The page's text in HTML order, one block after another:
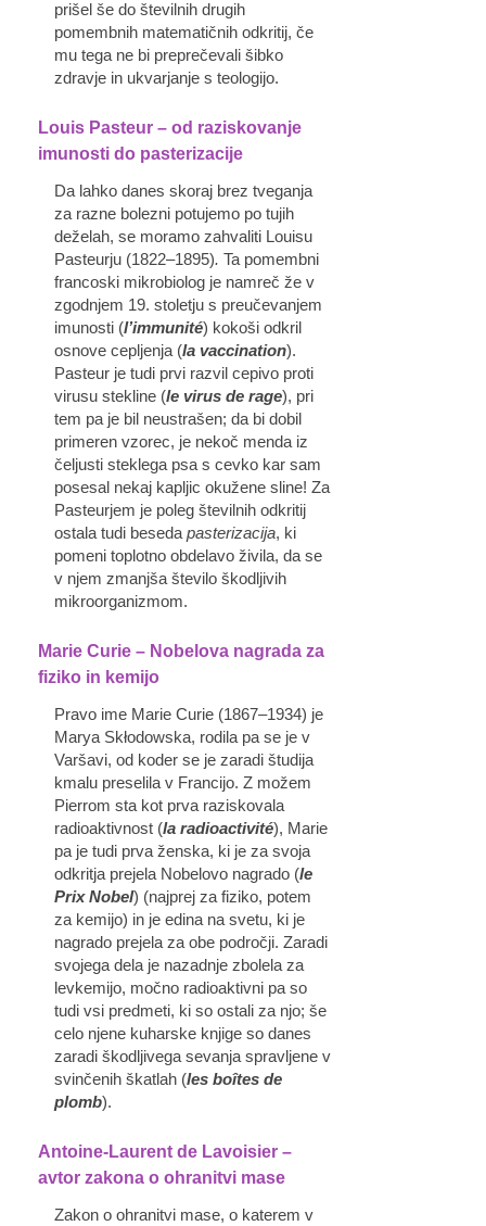
prišel še do številnih drugih
pomembnih matematičnih odkritij, če
mu tega ne bi preprečevali šibko
zdravje in ukvarjanje s teologijo.
Louis Pasteur – od raziskovanje
imunosti do pasterizacije
Da lahko danes skoraj brez tveganja
za razne bolezni potujemo po tujih
deželah, se moramo zahvaliti Louisu
Pasteurju (1822–1895). Ta pomembni
francoski mikrobiolog je namreč že v
zgodnjem 19. stoletju s preučevanjem
imunosti (l’immunité) kokoši odkril
osnove cepljenja (la vaccination).
Pasteur je tudi prvi razvil cepivo proti
virusu stekline (le virus de rage), pri
tem pa je bil neustrašen; da bi dobil
primeren vzorec, je nekoč menda iz
čeljusti steklega psa s cevko kar sam
posesal nekaj kapljic okužene sline! Za
Pasteurjem je poleg številnih odkritij
ostala tudi beseda pasterizacija, ki
pomeni toplotno obdelavo živila, da se
v njem zmanjša število škodljivih
mikroorganizmom.
Marie Curie – Nobelova nagrada za
fiziko in kemijo
Pravo ime Marie Curie (1867–1934) je
Marya Skłodowska, rodila pa se je v
Varšavi, od koder se je zaradi študija
kmalu preselila v Francijo. Z možem
Pierrom sta kot prva raziskovala
radioaktivnost (la radioactivité), Marie
pa je tudi prva ženska, ki je za svoja
odkritja prejela Nobelovo nagrado (le
Prix Nobel) (najprej za fiziko, potem
za kemijo) in je edina na svetu, ki je
nagrado prejela za obe področji. Zaradi
svojega dela je nazadnje zbolela za
levkemijo, močno radioaktivni pa so
tudi vsi predmeti, ki so ostali za njo; še
celo njene kuharske knjige so danes
zaradi škodljivega sevanja spravljene v
svinčenih škatlah (les boîtes de
plomb).
Antoine-Laurent de Lavoisier –
avtor zakona o ohranitvi mase
Zakon o ohranitvi mase, o katerem v